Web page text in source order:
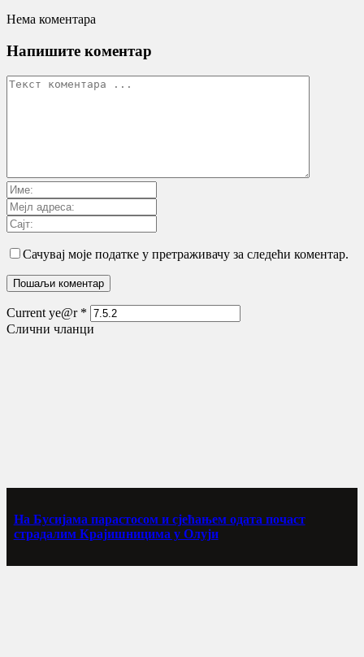
Нема коментара
Напишите коментар
Сачувај моје податке у претраживачу за следећи коментар.
Current ye@r *
Слични чланци
На Бусијама парастосом и сјећањем одата почаст
страдалим Крајишницима у Олуји